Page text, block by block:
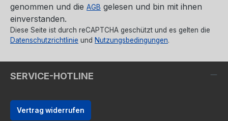
genommen und die AGB gelesen und bin mit ihnen
einverstanden.
Diese Seite ist durch reCAPTCHA geschützt und es gelten die
Datenschutzrichtlinie und Nutzungsbedingungen.
SERVICE-HOTLINE
Vertrag widerrufen